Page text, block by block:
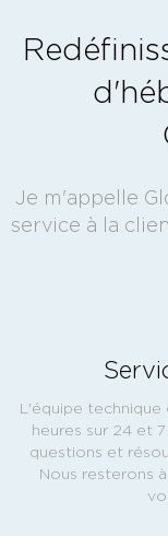
Je m'appelle
service à la
L'équipe
heures sur 24 et
questions et
Nous resterons